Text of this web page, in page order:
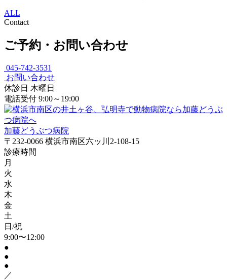
ALL
Contact
ご予約・お問い合わせ
045-742-3531
お問い合わせ
休診日 木曜日
電話受付 9:00～19:00
加藤どうぶつ病院
〒232-0066 横浜市南区六ッ川2-108-15
診療時間
月
火
水
木
金
土
日/祝
9:00〜12:00
●
●
●
／